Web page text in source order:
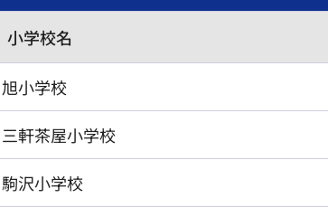
小学校名
旭小学校
三軒茶屋小学校
駒沢小学校